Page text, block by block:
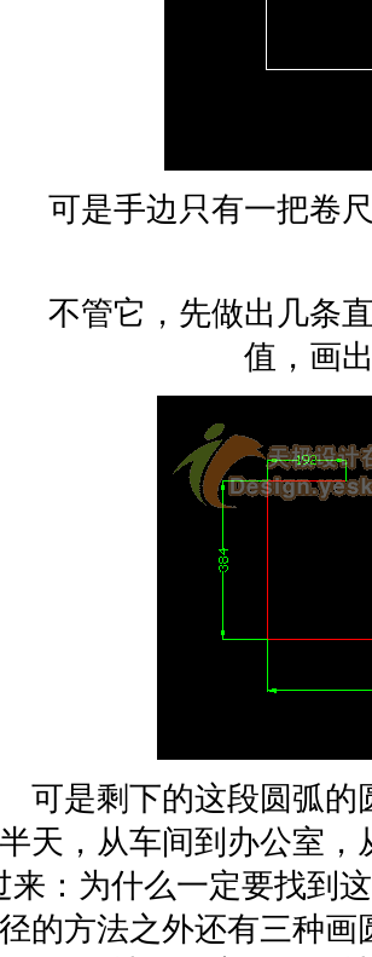
可是手边只有一把卷尺
不管它，先做出几条直
值，画
是剩下的这段圆弧的
天，从车间到办公室
来：为什么一定要找到
的方法之外还有三种